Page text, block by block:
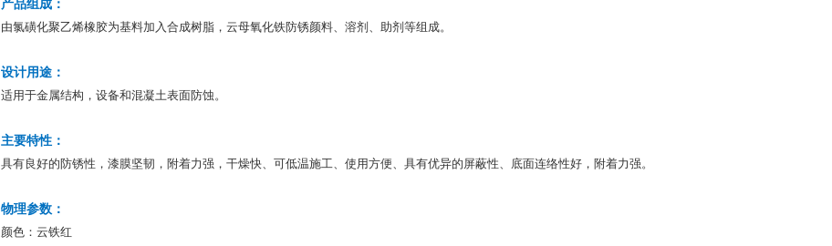
产品组成：
由氯磺化聚乙烯橡胶为基料加入合成树脂，云母氧化铁防锈颜料、溶剂、助剂等组成。
设计用途：
适用于金属结构，设备和混凝土表面防蚀。
主要特性：
具有良好的防锈性，漆膜坚韧，附着力强，干燥快、可低温施工、使用方便、具有优异的屏蔽性、底面连络性好，附着力强。
物理参数：
颜色：云铁红